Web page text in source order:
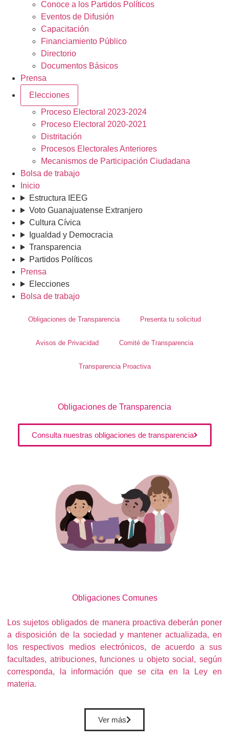
Conoce a los Partidos Políticos
Eventos de Difusión
Capacitación
Financiamiento Público
Directorio
Documentos Básicos
Prensa
Elecciones
Proceso Electoral 2023-2024
Proceso Electoral 2020-2021
Distritación
Procesos Electorales Anteriores
Mecanismos de Participación Ciudadana
Bolsa de trabajo
Inicio
Estructura IEEG
Voto Guanajuatense Extranjero
Cultura Cívica
Igualdad y Democracia
Transparencia
Partidos Políticos
Prensa
Elecciones
Bolsa de trabajo
Obligaciones de Transparencia Presenta tu solicitud
Avisos de Privacidad Comité de Transparencia
Transparencia Proactiva
Obligaciones de Transparencia
Consulta nuestras obligaciones de transparencia
Obligaciones Comunes
Los sujetos obligados de manera proactiva deberán poner
a disposición de la sociedad y mantener actualizada, en
los respectivos medios electrónicos, de acuerdo a sus
facultades, atribuciones, funciones u objeto social, según
corresponda, la información que se cita en la Ley en
materia.
Ver más